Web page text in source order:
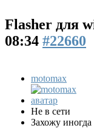
Flasher для
08:34 #22660
motomax
Не в сети
Захожу иногда